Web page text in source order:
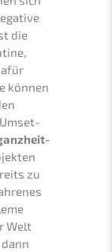
die
können
Umset­
zu
Welt